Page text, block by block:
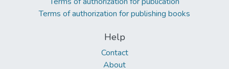
Terms of authorization for publishing books
Help
Contact
About